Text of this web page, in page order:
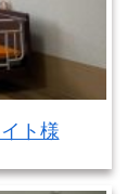
ト様